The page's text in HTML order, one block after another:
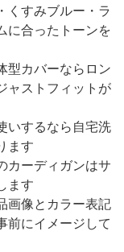
くすみブルー・ラ
に合ったトーンを
型カバーならロン
ャストフィットが
いするなら自宅洗
ます
カーディガンはサ
ます
画像とカラー表記
前にイメージして